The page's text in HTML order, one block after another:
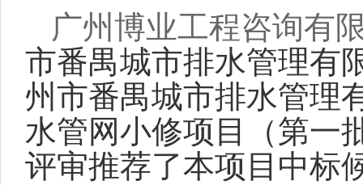
广州博业工程咨询有
市番禺城市排水管理有
州市番禺城市排水管理
水管网小修项目（第一
评审推荐了本项目中标